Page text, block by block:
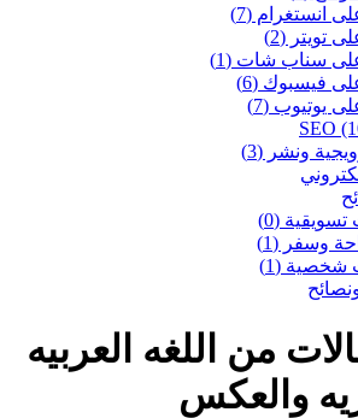
انستغرام (7)
تويتر (2)
سناب شات (1)
فيسبوك (6)
يوتيوب (7)
ونشر (3)
(0)
وسفر (1)
شخصية (1)
من اللغه العربيه
والعكس